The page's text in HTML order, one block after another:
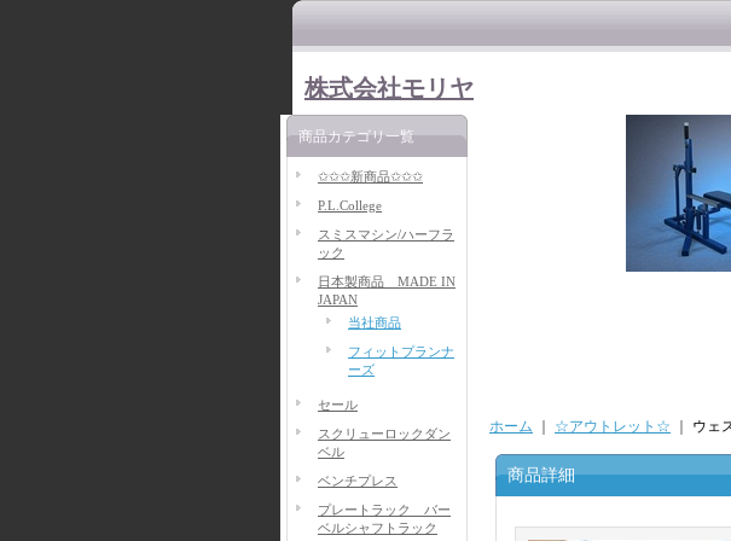
株式会社モリヤ
商品カテゴリ一覧
✩✩✩新商品✩✩✩
P.L.College
スミスマシン/ハーフラ
ック
日本製商品 MADE IN
JAPAN
当社商品
フィットプランナ
ーズ
セール
スクリューロックダン
ベル
ベンチプレス
プレートラック バー
ベルシャフトラック
ホーム ☆アウトレット☆ ウェ
商品詳細